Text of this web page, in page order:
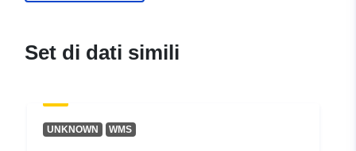
mailto:opendata@elia.be
Registro del
catalogo:
Set di dati simili
UNKNOWN WMS